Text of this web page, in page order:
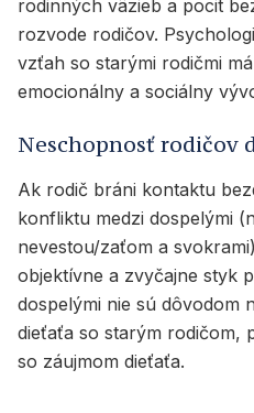
rodinných väzieb a pocit
rozvode rodičov.
vzťah so starými rodičmi
emocionálny a sociálny
Neschopnosť rodičov
Ak rodič bráni kontaktu
konfliktu medzi dospelými
nevestou/zaťom a
objektívne a zvyčajne styk
dospelými nie sú dôvodom
dieťaťa so starým rodičom,
so záujmom dieťaťa.